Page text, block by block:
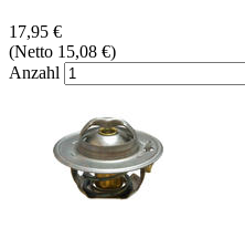
17,95 €
(Netto 15,08 €)
Anzahl